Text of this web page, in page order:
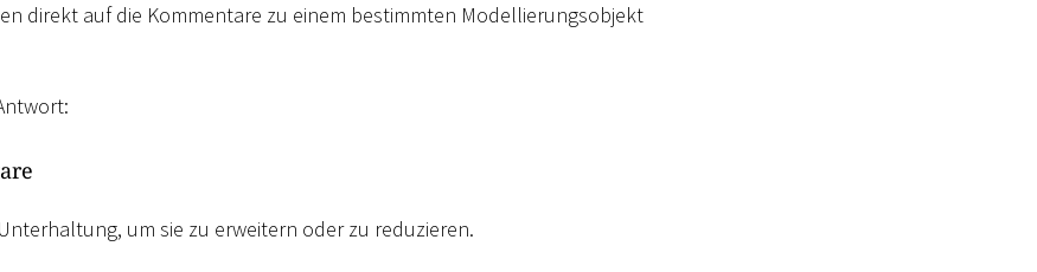
direkt auf die Kommentare zu einem bestimmten Modellierungsobjekt
um sie zu erweitern oder zu reduzieren.